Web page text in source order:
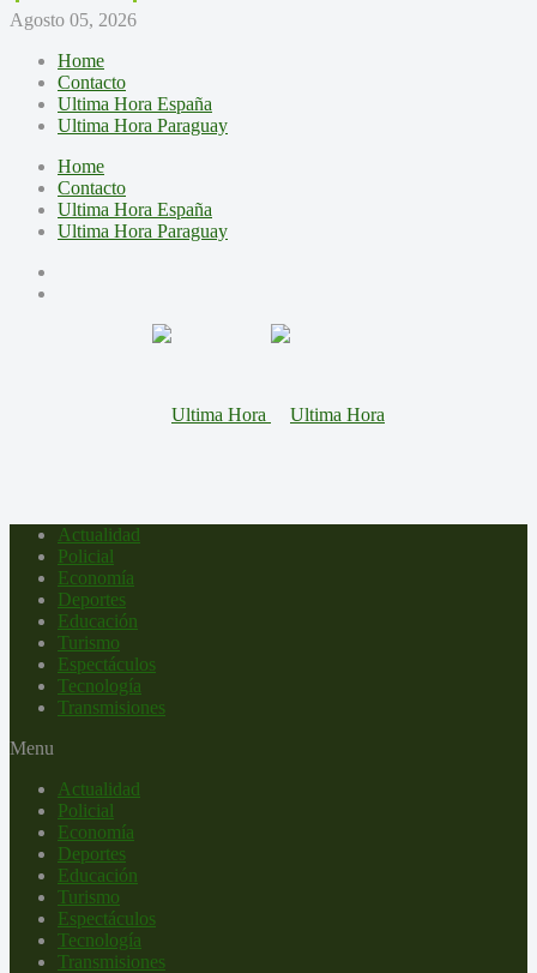
Agosto 05, 2026
Home
Contacto
Ultima Hora España
Ultima Hora Paraguay
Home
Contacto
Ultima Hora España
Ultima Hora Paraguay
Actualidad
Policial
Economía
Deportes
Educación
Turismo
Espectáculos
Tecnología
Transmisiones
Menu
Actualidad
Policial
Economía
Deportes
Educación
Turismo
Espectáculos
Tecnología
Transmisiones